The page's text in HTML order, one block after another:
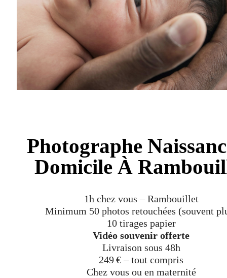
Photographe
Domicile À
1h chez vous – Rambouillet
Minimum 50 photos retouchées (souvent
10 tirages papier
Vidéo souvenir offerte
Livraison sous 48h
249 € – tout compris
Chez vous ou en maternité